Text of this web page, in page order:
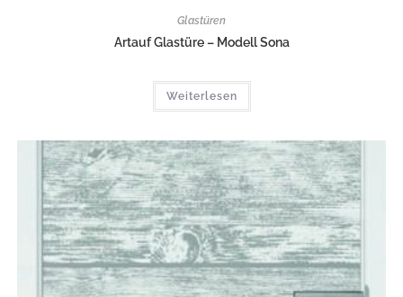
Glastüren
Artauf Glastüre – Modell Sona
Weiterlesen